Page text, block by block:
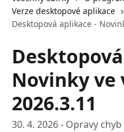
Verze desktopové aplikace
Desktopová aplikace -
Novinky ve
2026.3.11
30. 4. 2026 - Opravy